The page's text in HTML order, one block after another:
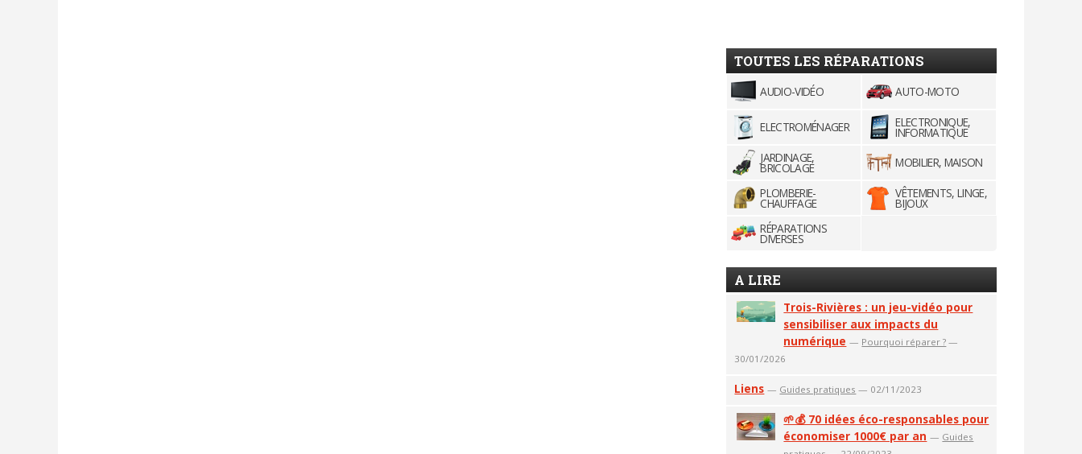
TOUTES LES RÉPARATIONS
AUDIO-VIDÉO AUTO-MOTO
ELECTROMÉNAGER ELECTRONIQUE,
INFORMATIQUE
JARDINAGE,
BRICOLAGE
MOBILIER, MAISON
PLOMBERIE-
CHAUFFAGE
VÊTEMENTS, LINGE,
BIJOUX
RÉPARATIONS
DIVERSES
A LIRE
Trois-Rivières : un jeu-vidéo pour
sensibiliser aux impacts du
numérique — Pourquoi réparer ? —
30/01/2026
Liens — Guides pratiques — 02/11/2023
🌱💰 70 idées éco-responsables pour
économiser 1000€ par an — Guides